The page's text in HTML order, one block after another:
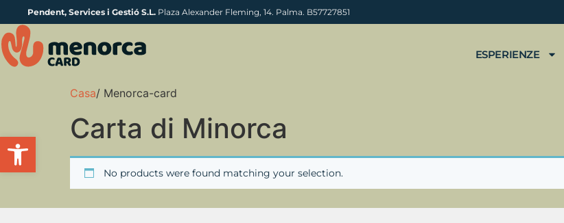
Apri la barra degli strumenti
Pendent, Services i Gestió S.L. Plaza Alexander Fleming, 14. Palma. B57727851
ESPERIENZE
Casa/ Menorca-card
Carta di Minorca
No products were found matching your selection.